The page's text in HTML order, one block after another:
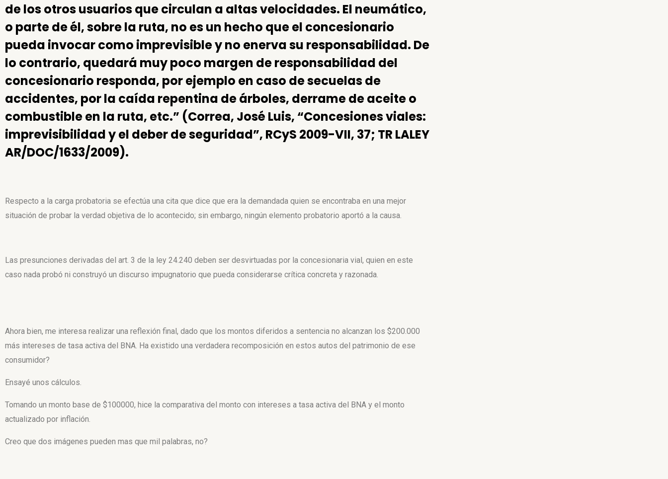
de los otros usuarios que circulan a altas velocidades. El neumático,
o parte de él, sobre la ruta, no es un hecho que el concesionario
pueda invocar como imprevisible y no enerva su responsabilidad. De
lo contrario, quedará muy poco margen de responsabilidad del
concesionario responda, por ejemplo en caso de secuelas de
accidentes, por la caída repentina de árboles, derrame de aceite o
combustible en la ruta, etc.” (Correa, José Luis, “Concesiones viales:
imprevisibilidad y el deber de seguridad”, RCyS 2009-VII, 37; TR LALEY
AR/DOC/1633/2009).
Respecto a la carga probatoria se efectúa una cita que dice que era la demandada quien se encontraba en una mejor
situación de probar la verdad objetiva de lo acontecido; sin embargo, ningún elemento probatorio aportó a la causa.
Las presunciones derivadas del art. 3 de la ley 24.240 deben ser desvirtuadas por la concesionaria vial, quien en este
caso nada probó ni construyó un discurso impugnatorio que pueda considerarse crítica concreta y razonada.
Ahora bien, me interesa realizar una reflexión final, dado que los montos diferidos a sentencia no alcanzan los $200.000
más intereses de tasa activa del BNA. Ha existido una verdadera recomposición en estos autos del patrimonio de ese
consumidor?
Ensayé unos cálculos.
Tomando un monto base de $100000, hice la comparativa del monto con intereses a tasa activa del BNA y el monto
actualizado por inflación.
Creo que dos imágenes pueden mas que mil palabras, no?